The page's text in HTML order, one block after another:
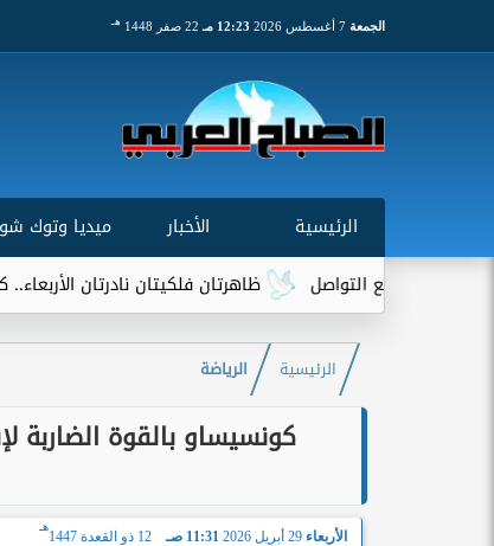
الجمعة 12:23 مـ 22 صفر 1448 هـ
الرئيسية الأخبار ميديا وتوك شو
ظاهرتان فلكيتان نادرتان الأربعاء.. كسوف كلي للشمس
الرئيسية الرياضة
كونسيساو بالقوة الضاربة
الأربعاء 29 أبريل 2026 11:31 صـ 12 ذو القعدة 1447
هـ